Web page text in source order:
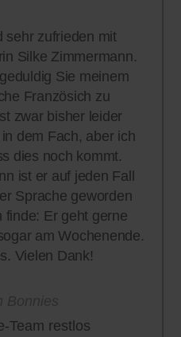
sehr zufrieden mit
Silke Zimmermann.
Sie meinem
Französich zu
zwar bisher leider
dem Fach, aber ich
dies noch kommt.
ist er auf jeden Fall
Sprache geworden
finde: Er geht gerne
am Wochenende.
Vielen Dank!
Team restlos